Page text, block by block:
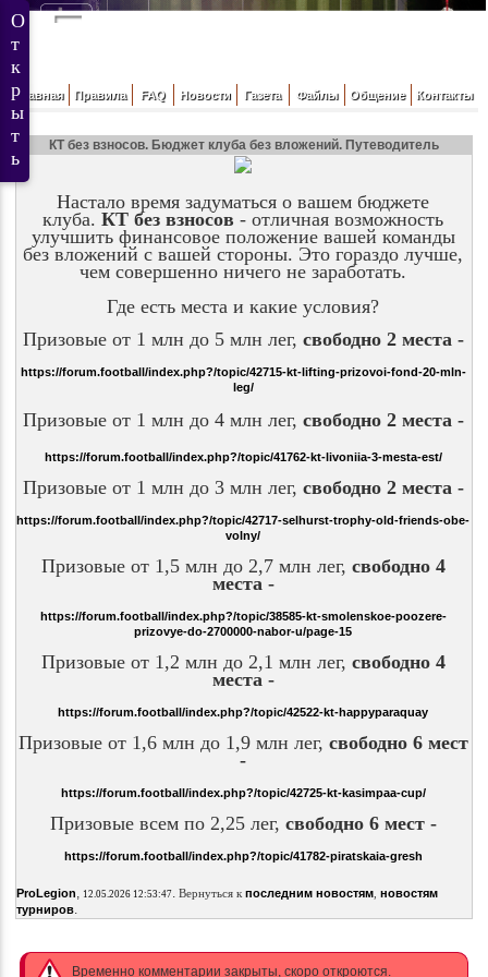
Главная Правила FAQ Новости Газета Файлы Общение Контакты
КТ без взносов. Бюджет клуба без вложений. Путеводитель
Настало время задуматься о вашем бюджете
клуба.КТ без взносов- отличная возможность
улучшить финансовое положение вашей команды
без вложений с вашей стороны. Это гораздо лучше,
чем совершенно ничего не заработать.
Где есть места и какие условия?
Призовые от 1 млн до 5 млн лег, свободно 2 места -
https://forum.football/index.php?/topic/42715-kt-lifting-prizovoi-fond-20-mln-
leg/
Призовые от 1 млн до 4 млн лег, свободно 2 места -
https://forum.football/index.php?/topic/41762-kt-livoniia-3-mesta-est/
Призовые от 1 млн до 3 млн лег, свободно 2 места -
https://forum.football/index.php?/topic/42717-selhurst-trophy-old-friends-obe-
volny/
Призовые от 1,5 млн до 2,7 млн лег, свободно 4
места -
https://forum.football/index.php?/topic/38585-kt-smolenskoe-poozere-
prizovye-do-2700000-nabor-u/page-15
Призовые от 1,2 млн до 2,1 млн лег, свободно 4
места -
https://forum.football/index.php?/topic/42522-kt-happyparaquay
Призовые от 1,6 млн до 1,9 млн лег, свободно 6 мест
-
https://forum.football/index.php?/topic/42725-kt-kasimpaa-cup/
Призовые всем по 2,25 лег, свободно 6 мест -
https://forum.football/index.php?/topic/41782-piratskaia-gresh
ProLegion, 12.05.2026 12:53:47. Вернуться к последним новостям, новостям
турниров.
Временно комментарии закрыты, скоро откроются.